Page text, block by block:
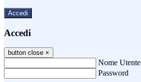
Accedi
Accedi
button close ×
Nome Utente
Password